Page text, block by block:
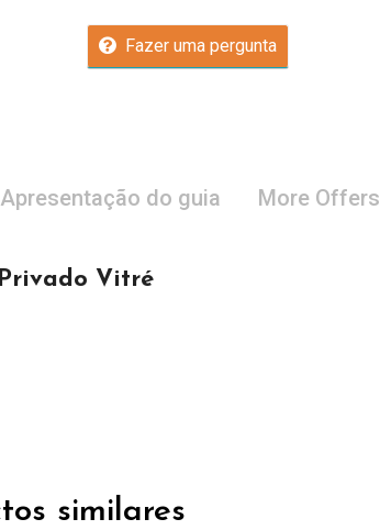
Fazer uma pergunta
Apresentação do guia More Offers
Vitré
similares